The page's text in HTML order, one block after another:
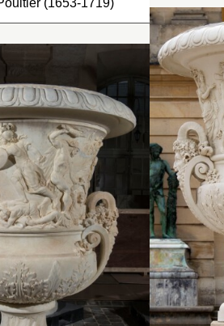
en
du